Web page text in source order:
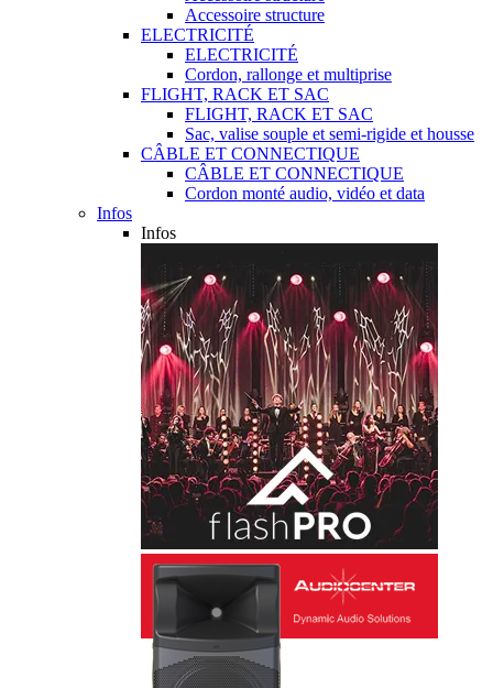
Accessoire structure
ELECTRICITÉ
ELECTRICITÉ
Cordon, rallonge et multiprise
FLIGHT, RACK ET SAC
FLIGHT, RACK ET SAC
Sac, valise souple et semi-rigide et housse
CÂBLE ET CONNECTIQUE
CÂBLE ET CONNECTIQUE
Cordon monté audio, vidéo et data
Infos
Infos